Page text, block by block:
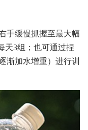
手缓慢抓握至最大幅
天3组；也可通过捏
渐加水增重）进行训